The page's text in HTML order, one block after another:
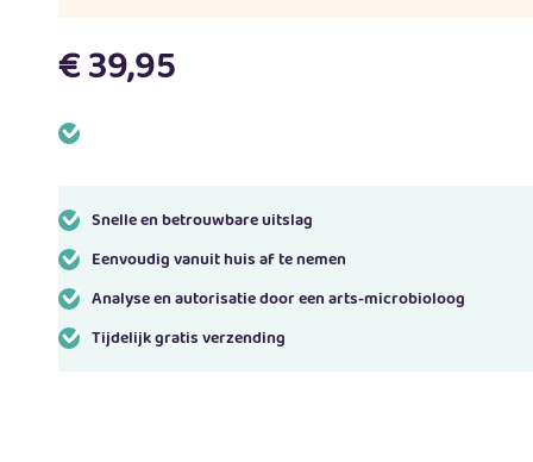
€39,95
Snelle en betrouwbare uitslag
Eenvoudig vanuit huis af te nemen
Analyse en autorisatie door een arts-microbioloog
Tijdelijk gratis verzending